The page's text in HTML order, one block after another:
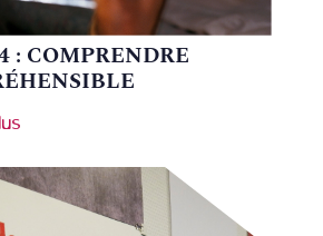
: COMPRENDRE